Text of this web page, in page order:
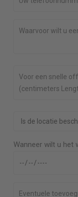
Wanneer wilt u het